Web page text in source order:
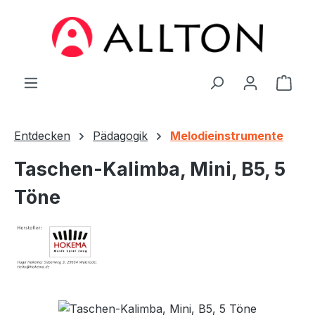
Zum Hauptinhalt springen
Entdecken Pädagogik Melodieinstrumente
Taschen-Kalimba, Mini, B5, 5
Töne
Bildergalerie überspringen